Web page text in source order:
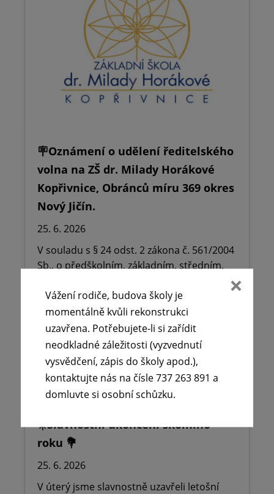
🪧Oznámení o udělení ředitelského
volna na ZŠ dr. Milady Horákové
Kopřivnice, Obránců míru 369 okres
Nový Jičín.
25. 6. 2026
V souladu s § 24 odst. 2 zákona č. 561/2004
Sb., o předškolním, základním, středním,
(školský zákon),…
Číst více
☀️Slavnostní ukončení školního
roku 💐
25. 6. 2026
V úterý jsme slavnostně uzavřeli letošní
Vážení rodiče, budova školy je
momentálně kvůli rekonstrukci
uzavřena. Potřebujete-li si zařídit
neodkladné záležitosti (vyzvednutí
vysvědčení, zápis do školy apod.),
kontaktujte nás na čísle 737 263 891 a
domluvte si osobní schůzku.